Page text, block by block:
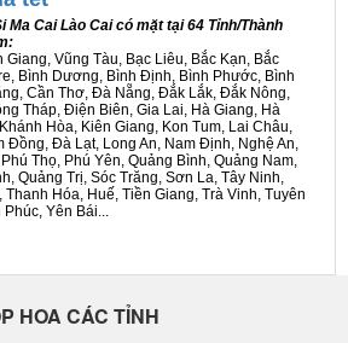
Ma Cai Lào Cai có mặt tại 64 Tỉnh/Thành
Giang, Vũng Tàu, Bạc Liêu, Bắc Kạn, Bắc
Bình Dương, Bình Định, Bình Phước, Bình
Cần Thơ, Đà Nẵng, Đắk Lắk, Đắk Nông,
Tháp, Điện Biên, Gia Lai, Hà Giang, Hà
Hòa, Kiên Giang, Kon Tum, Lai Châu,
Đồng, Đà Lạt, Long An, Nam Định, Nghệ An,
Thọ, Phú Yên, Quảng Bình, Quảng Nam,
Quảng Trị, Sóc Trăng, Sơn La, Tây Ninh,
Hóa, Huế, Tiền Giang, Trà Vinh, Tuyên
Yên Bái...
HOA CÁC TỈNH